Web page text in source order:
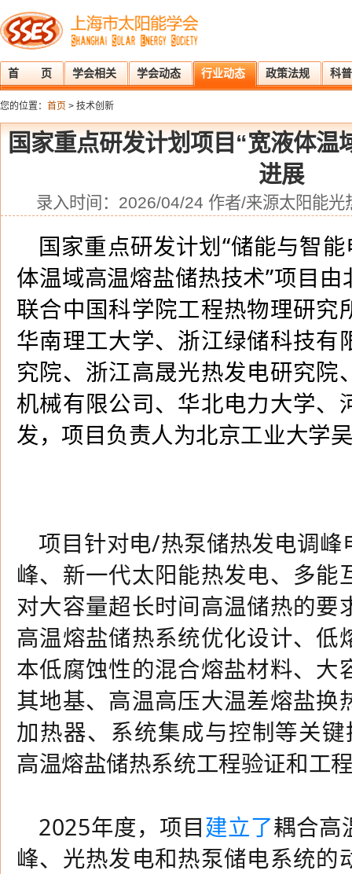
首 页 学会相关 学会动态 行业动态 政策法规 科
您的位置： 首页 > 技术创新
国家重点研发计划项目“宽液体温
进展
录入时间：2026/04/24 作者/来源太阳能光
国家重点研发计划“储能与智
体温域高温熔盐储热技术”项目由
联合中国科学院工程热物理研究
华南理工大学、浙江绿储科技有
究院、浙江高晟光热发电研究院
机械有限公司、华北电力大学、
发， 项目负责人为北京工业大学
项目针对电/热泵储热发电调
峰、新一代太阳能热发电、多能
对大容量超长时间高温储热的要
高温熔盐储热系统优化设计、低
本低腐蚀性的混合熔盐材料、大
其地基、高温高压大温差熔盐换
加热器、系统集成与控制等关
高温熔盐储热系统工程验证和工
2025年度，项目建立了耦合高
峰、光热发电和热泵储电系统的